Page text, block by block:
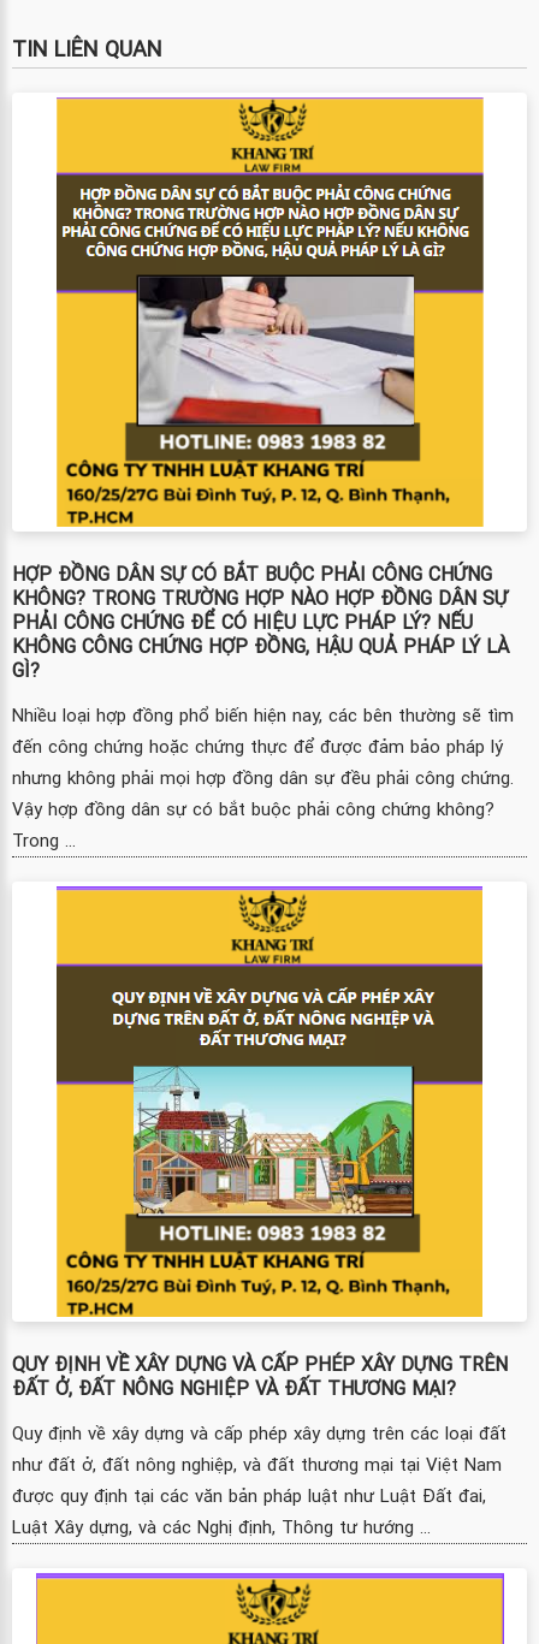
TIN LIÊN QUAN
HỢP ĐỒNG DÂN SỰ CÓ BẮT BUỘC PHẢI CÔNG CHỨNG
KHÔNG? TRONG TRƯỜNG HỢP NÀO HỢP ĐỒNG DÂN SỰ
PHẢI CÔNG CHỨNG ĐỂ CÓ HIỆU LỰC PHÁP LÝ? NẾU
KHÔNG CÔNG CHỨNG HỢP ĐỒNG, HẬU QUẢ PHÁP LÝ LÀ
GÌ?
Nhiều loại hợp đồng phổ biến hiện nay, các bên thường sẽ tìm
đến công chứng hoặc chứng thực để được đảm bảo pháp lý
nhưng không phải mọi hợp đồng dân sự đều phải công chứng.
Vậy hợp đồng dân sự có bắt buộc phải công chứng không?
Trong ...
QUY ĐỊNH VỀ XÂY DỰNG VÀ CẤP PHÉP XÂY DỰNG TRÊN
ĐẤT Ở, ĐẤT NÔNG NGHIỆP VÀ ĐẤT THƯƠNG MẠI?
Quy định về xây dựng và cấp phép xây dựng trên các loại đất
như đất ở, đất nông nghiệp, và đất thương mại tại Việt Nam
được quy định tại các văn bản pháp luật như Luật Đất đai,
Luật Xây dựng, và các Nghị định, Thông tư hướng ...